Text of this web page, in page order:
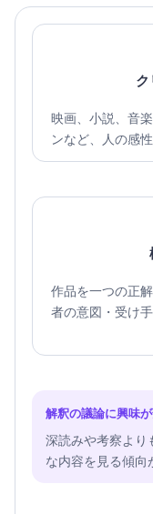
映画、小説、音
ンなど、人の感
作品を一つの正
者の意図・受け
解釈の議論に興味
深読みや考察より
な内容を見る傾向